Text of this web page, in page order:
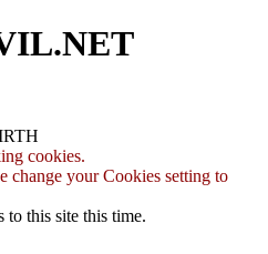
cookies.
change your Cookies setting to
to this site this time.